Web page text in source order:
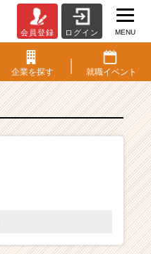
会員登録 ログイン MENU
企業を探す 就職イベント